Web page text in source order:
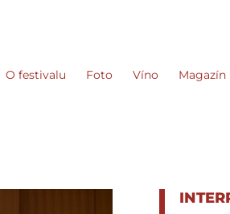
O festivalu Foto Víno Magazín